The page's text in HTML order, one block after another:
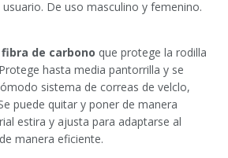
De uso masculino y femenino.
de carbono que protege la rodilla
hasta media pantorrilla y se
sistema de correas de velclo,
puede quitar y poner de manera
estira y ajusta para adaptarse al
manera eficiente.